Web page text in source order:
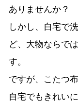
ありませんか？
しかし、自宅で
ど、大物ならで
す。
ですが、こたつ
自宅でもきれい